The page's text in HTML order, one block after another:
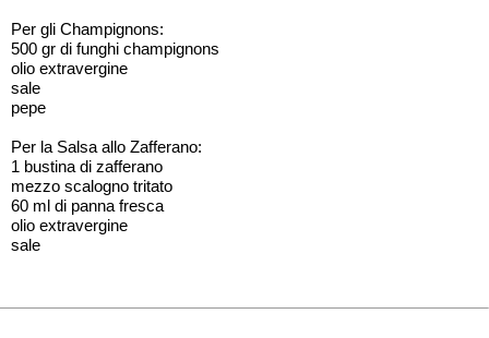
Per gli Champignons:
500 gr di funghi champignons
olio extravergine
sale
pepe
Per la Salsa allo Zafferano:
1 bustina di zafferano
mezzo scalogno tritato
60 ml di panna fresca
olio extravergine
sale